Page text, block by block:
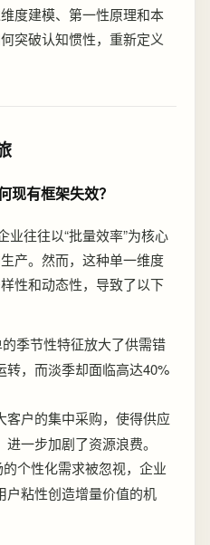
度建模、第一性原理和本
突破认知惯性，重新定义
现有框架失效？
往往以“批量效率”为核心
产。然而，这种单一维度
性和动态性，导致了以下
季节性特征放大了供需错
转，而淡季却面临高达40%
客户的集中采购，使得供应
一步加剧了资源浪费。
的个性化需求被忽视，企业
户粘性创造增量价值的机